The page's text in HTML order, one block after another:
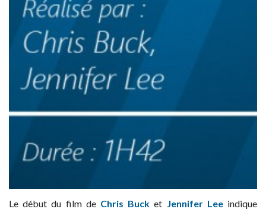
Le début du film de Chris Buck et Jennifer Leeindique